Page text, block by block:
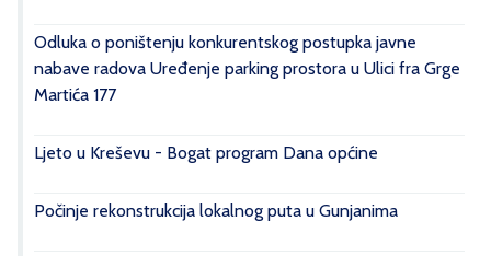
Odluka o poništenju konkurentskog postupka javne
nabave radova Uređenje parking prostora u Ulici fra Grge
Martića 177
Ljeto u Kreševu - Bogat program Dana općine
Počinje rekonstrukcija lokalnog puta u Gunjanima